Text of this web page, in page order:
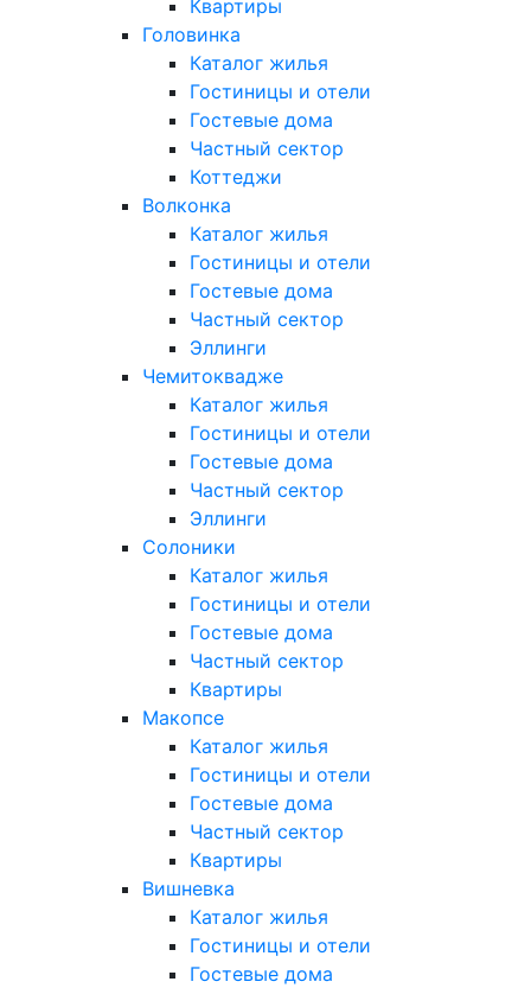
Квартиры
Головинка
Каталог жилья
Гостиницы и отели
Гостевые дома
Частный сектор
Коттеджи
Волконка
Каталог жилья
Гостиницы и отели
Гостевые дома
Частный сектор
Эллинги
Чемитоквадже
Каталог жилья
Гостиницы и отели
Гостевые дома
Частный сектор
Эллинги
Солоники
Каталог жилья
Гостиницы и отели
Гостевые дома
Частный сектор
Квартиры
Макопсе
Каталог жилья
Гостиницы и отели
Гостевые дома
Частный сектор
Квартиры
Вишневка
Каталог жилья
Гостиницы и отели
Гостевые дома